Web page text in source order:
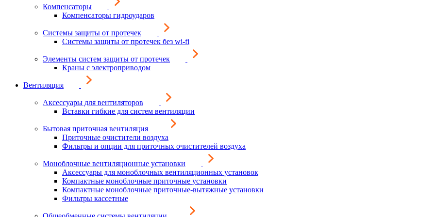
Компенсаторы
Компенсаторы гидроударов
Системы защиты от протечек
Системы защиты от протечек без wi-fi
Элементы систем защиты от протечек
Краны с электроприводом
Вентиляция
Аксессуары для вентиляторов
Вставки гибкие для систем вентиляции
Бытовая приточная вентиляция
Приточные очистители воздуха
Фильтры и опции для приточных очистителей воздуха
Моноблочные вентиляционные установки
Аксессуары для моноблочных вентиляционных установок
Компактные моноблочные приточные установки
Компактные моноблочные приточные-вытяжные установки
Фильтры кассетные